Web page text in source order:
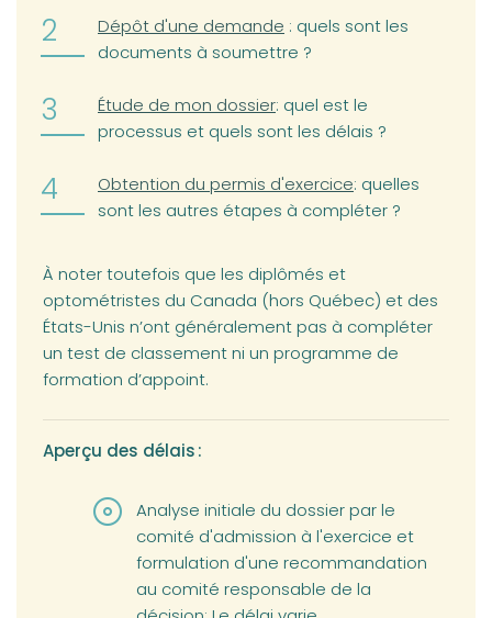
Dépôt d'une demande : quels sont les
documents à soumettre ?
Étude de mon dossier: quel est le
processus et quels sont les délais ?
Obtention du permis d'exercice: quelles
sont les autres étapes à compléter ?
À noter toutefois que les diplômés et
optométristes du Canada (hors Québec) et des
États-Unis n’ont généralement pas à compléter
un test de classement ni un programme de
formation d’appoint.
Aperçu des délais :
Analyse initiale du dossier par le
comité d'admission à l'exercice et
formulation d'une recommandation
au comité responsable de la